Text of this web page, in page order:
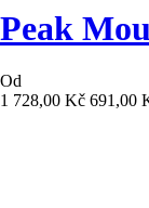
Peak
Od
1 728,00 Kč 691,00